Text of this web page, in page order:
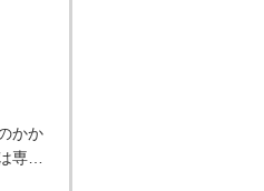
かか
専…